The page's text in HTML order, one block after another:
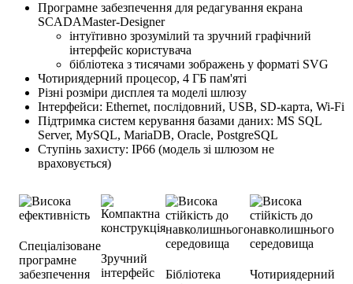
Програмне забезпечення для редагування екрана
SCADAMaster-Designer
інтуїтивно зрозумілий та зручний графічний
інтерфейс користувача
бібліотека з тисячами зображень у форматі SVG
Чотириядерний процесор, 4 ГБ пам'яті
Різні розміри дисплея та моделі шлюзу
Інтерфейси: Ethernet, послідовний, USB, SD-карта, Wi-Fi
Підтримка систем керування базами даних: MS SQL
Server, MySQL, MariaDB, Oracle, PostgreSQL
Ступінь захисту: IP66 (модель зі шлюзом не
враховується)
Спеціалізоване
програмне
забезпечення
Зручний
інтерфейс
Бібліотека
Чотириядерний